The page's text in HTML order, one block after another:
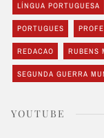
LÍNGUA PORTUGUESA
PORTUGUES
REDACAO RUBENS
SEGUNDA GUERRA
YOUTUBE